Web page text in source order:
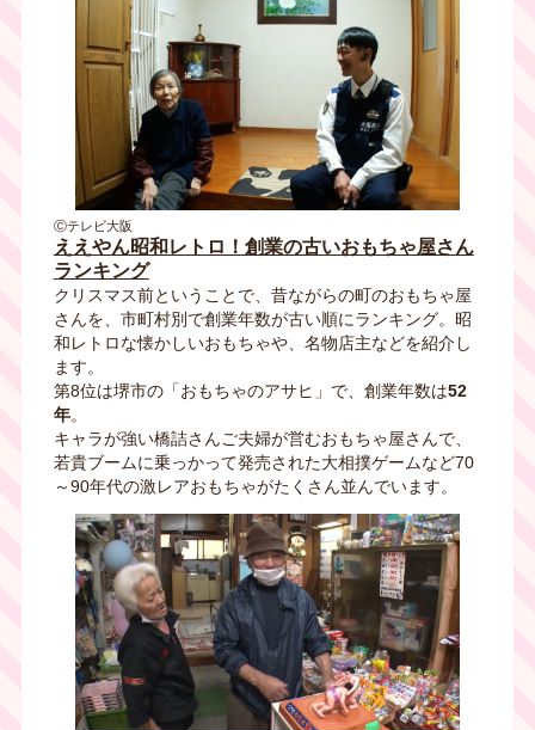
Ⓒテレビ大阪
ええやん昭和レトロ！創業の古いおもちゃ屋さん
ランキング
クリスマス前ということで、昔ながらの町のおもちゃ屋
さんを、市町村別で創業年数が古い順にランキング。昭
和レトロな懐かしいおもちゃや、名物店主などを紹介し
ます。
第8位は堺市の「おもちゃのアサヒ」で、創業年数は52
年。
キャラが強い橋詰さんご夫婦が営むおもちゃ屋さんで、
若貴ブームに乗っかって発売された大相撲ゲームなど70
～90年代の激レアおもちゃがたくさん並んでいます。